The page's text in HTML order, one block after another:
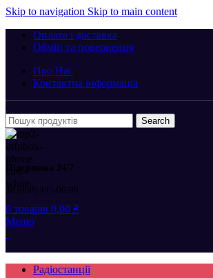
Skip to navigation Skip to main content
Оплата і доставка
Обмін та повернення
Про Нас
Контактна інформація
Search
Підтримка 24/7
38 (068) 445-00-98
0 товарів 0,00 ₴
Меню
Радіостанції